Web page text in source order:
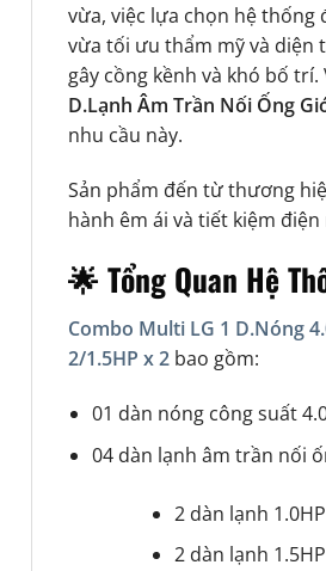
vừa, việc lựa chọn hệ thống
vừa tối ưu thẩm mỹ và diện
gây cồng kềnh và khó bố trí.
D.Lạnh Âm Trần Nối Ống
nhu cầu này.
Sản phẩm đến từ thương
hành êm ái và tiết kiệm điện
🌟 Tổng Quan Hệ
Combo Multi LG 1 D.Nóng
2/1.5HP x 2bao gồm:
01 dàn nóng công suất
04 dàn lạnh âm trần nối
2 dàn lạnh 1.0HP
2 dàn lạnh 1.5HP